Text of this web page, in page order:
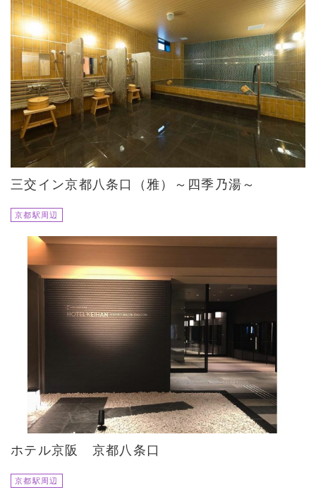
三交イン京都八条口（雅）～四季乃湯～
京都駅周辺
ホテル京阪 京都八条口
京都駅周辺